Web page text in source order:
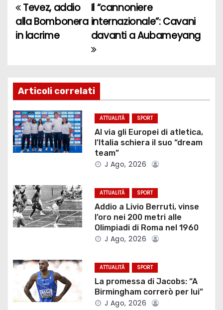
N
a
g
a
z
i
n
e
r
i
Il “cannoniere
internazionale”: Cavani
davanti a Aubameyang
Tevez, addio
alla Bombonera
in lacrime
Articoli correlati
ATTUALITÀ SPORT
Al via gli Europei di atletica,
l’Italia schiera il suo “dream
team”
J Ago, 2026
ATTUALITÀ SPORT
Addio a Livio Berruti, vinse
l’oro nei 200 metri alle
Olimpiadi di Roma nel 1960
J Ago, 2026
ATTUALITÀ SPORT
La promessa di Jacobs: “A
Birmingham correrò per lui”
J Ago, 2026